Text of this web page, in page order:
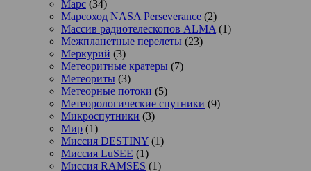
Марс (34)
Марсоход NASA Perseverance (2)
Массив радиотелескопов ALMA (1)
Межпланетные перелеты (23)
Меркурий (3)
Метеоритные кратеры (7)
Метеориты (3)
Метеорные потоки (5)
Метеорологические спутники (9)
Микроспутники (3)
Мир (1)
Миссия DESTINY (1)
Миссия LuSEE (1)
Миссия RAMSES (1)